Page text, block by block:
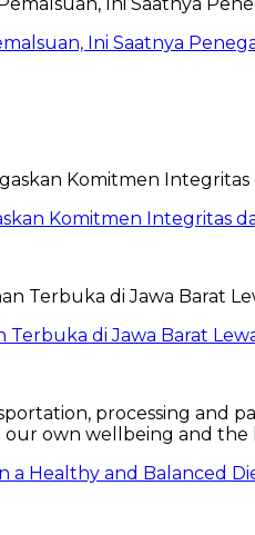
Ini Saatnya
Komitmen
di Jawa Barat
a Healthy and Balanced